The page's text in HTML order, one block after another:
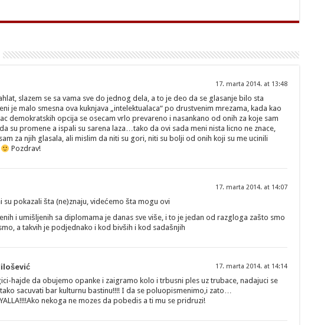
17. marta 2014. at 13:48
slazem se sa vama sve do jednog dela, a to je deo da se glasanje bilo sta
je malo smesna ova kuknjava „intelektualaca“ po drustvenim mrezama, kada kao
demokratskih opcija se osecam vrlo prevareno i nasankano od onih za koje sam
su promene a ispali su sarena laza…tako da ovi sada meni nista licno ne znace,
za njih glasala, ali mislim da niti su gori, niti su bolji od onih koji su me ucinili
Pozdrav!
17. marta 2014. at 14:07
su pokazali šta (ne)znaju, videćemo šta mogu ovi
i umišljenih sa diplomama je danas sve više, i to je jedan od razgloga zašto smo
a takvih je podjednako i kod bivših i kod sadašnjih
17. marta 2014. at 14:14
hajde da obujemo opanke i zaigramo kolo i trbusni ples uz trubace, nadajuci se
sacuvati bar kulturnu bastinu!!!! I da se poluopismenimo,i zato…
nekoga ne mozes da pobedis a ti mu se pridruzi!